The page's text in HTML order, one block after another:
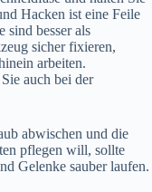
Hacken ist eine Feile
sind besser als
sicher fixieren,
arbeiten.
auch bei der
abwischen und die
pflegen will, sollte
Gelenke sauber laufen.